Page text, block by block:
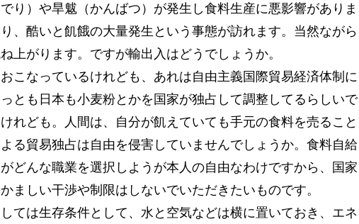
り）や旱魃（かんばつ）が発生し食料生産に悪影響がありま
、酷いと飢餓の大量発生という事態が訪れます。当然ながら
上がります。ですが輸出入はどうでしょうか。
こなっているけれども、あれは自由主義国際貿易経済体制に
とも日本も小麦粉とかを国家が独占して調整してるらしいで
れども。人間は、自分が飢えていても手元の食料を売ること
る貿易独占は自由を侵害していませんでしょうか。食料自給
どんな職業を選択しようが本人の自由なわけですから、国家
ましい干渉や制限はしないでいただきたいものです。
ては生存条件として、水と空気などは横に置いておき、エネ